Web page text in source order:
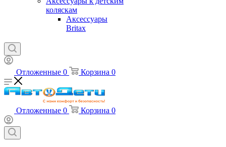
коляскам
Аксессуары
Britax
Отложенные 0 Корзина 0
Отложенные 0 Корзина 0